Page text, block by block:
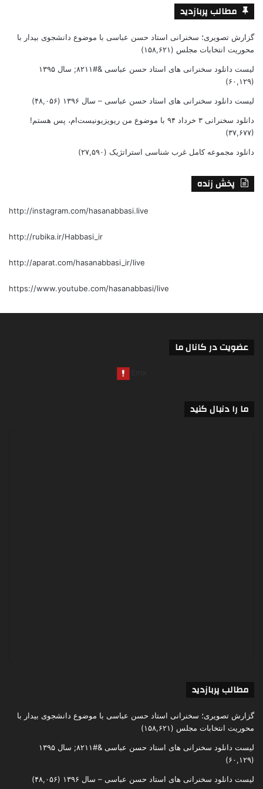
مطالب پربازدید
گزارش تصویری؛ سخنرانی استاد حسن عباسی با موضوع دانشجوی بیدار با
محوریت انتخابات مجلس (۱۵۸,۶۲۱)
لیست دانلود سخنرانی های استاد حسن عباسی &#۸۲۱۱; سال ۱۳۹۵
(۶۰,۱۲۹)
لیست دانلود سخنرانی های استاد حسن عباسی – سال ۱۳۹۶ (۴۸,۰۵۶)
دانلود سخنرانی ۳ خرداد ۹۴ با موضوع من ریویزیونیست‌ام، پس هستم!
(۳۷,۶۷۷)
دانلود مجموعه کامل غرب شناسی استراتژیک (۲۷,۵۹۰)
پخش زنده
http://instagram.com/hasanabbasi.live
http://rubika.ir/Habbasi_ir
http://aparat.com/hasanabbasi_ir/live
https://www.youtube.com/hasanabbasi/live
عضویت در کانال ما
ما را دنبال کنید
مطالب پربازدید
گزارش تصویری؛ سخنرانی استاد حسن عباسی با موضوع دانشجوی بیدار با
محوریت انتخابات مجلس (۱۵۸,۶۲۱)
لیست دانلود سخنرانی های استاد حسن عباسی &#۸۲۱۱; سال ۱۳۹۵
(۶۰,۱۲۹)
لیست دانلود سخنرانی های استاد حسن عباسی – سال ۱۳۹۶ (۴۸,۰۵۶)